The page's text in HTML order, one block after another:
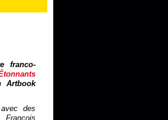
franco-
Artbook
des